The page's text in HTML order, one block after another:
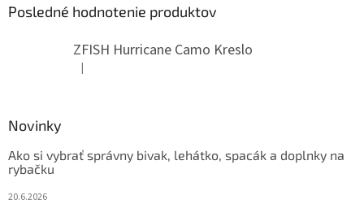
Posledné hodnotenie produktov
ZFISH Hurricane Camo Kreslo
Hodnotenie produktu je 5 z 5 hviezdičiek.
|
Novinky
Ako si vybrať správny bivak, lehátko, spacák a doplnky na
rybačku
20.6.2026